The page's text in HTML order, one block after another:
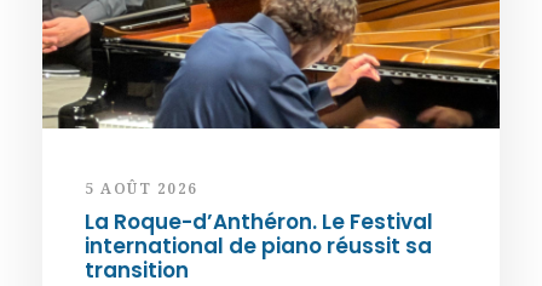
5 AOÛT 2026
La Roque-d’Anthéron. Le Festival
international de piano réussit sa
transition